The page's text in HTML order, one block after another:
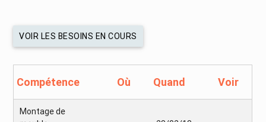
VOIR LES BESOINS EN COURS
Compétence Où Quand Voir
Montage de